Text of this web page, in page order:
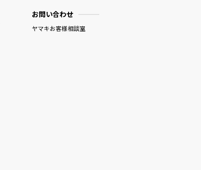
お問い合わせ
ヤマキお客様相談室